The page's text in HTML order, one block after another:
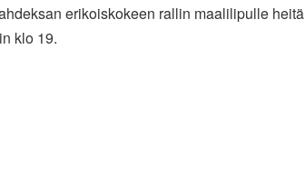
erikoiskokeen rallin maalilipulle heitä
klo 19.